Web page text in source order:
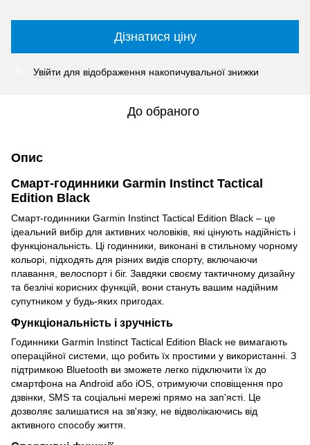
Дізнатися ціну
Увійти для відображення накопичувальної знижки
До обраного
Опис
Смарт-годинники Garmin Instinct Tactical
Edition Black
Смарт-годинники Garmin Instinct Tactical Edition Black – це
ідеальний вибір для активних чоловіків, які цінують надійність і
функціональність. Ці годинники, виконані в стильному чорному
кольорі, підходять для різних видів спорту, включаючи
плавання, велоспорт і біг. Завдяки своєму тактичному дизайну
та безлічі корисних функцій, вони стануть вашим надійним
супутником у будь-яких пригодах.
Функціональність і зручність
Годинники Garmin Instinct Tactical Edition Black не вимагають
операційної системи, що робить їх простими у використанні. З
підтримкою Bluetooth ви зможете легко підключити їх до
смартфона на Android або iOS, отримуючи сповіщення про
дзвінки, SMS та соціальні мережі прямо на зап'ясті. Це
дозволяє залишатися на зв'язку, не відволікаючись від
активного способу життя.